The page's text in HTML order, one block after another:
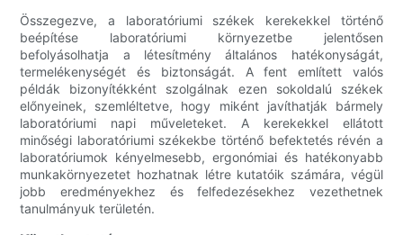
Összegezve, a laboratóriumi székek kerekekkel történő
beépítése laboratóriumi környezetbe jelentősen
befolyásolhatja a létesítmény általános hatékonyságát,
termelékenységét és biztonságát. A fent említett valós
példák bizonyítékként szolgálnak ezen sokoldalú székek
előnyeinek, szemléltetve, hogy miként javíthatják bármely
laboratóriumi napi műveleteket. A kerekekkel ellátott
minőségi laboratóriumi székekbe történő befektetés révén a
laboratóriumok kényelmesebb, ergonómiai és hatékonyabb
munkakörnyezetet hozhatnak létre kutatóik számára, végül
jobb eredményekhez és felfedezésekhez vezethetnek
tanulmányuk területén.